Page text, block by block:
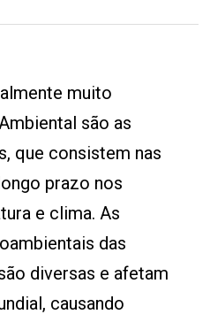
muito
são as
que consistem nas
prazo nos
e clima. As
das
diversas e afetam
causando